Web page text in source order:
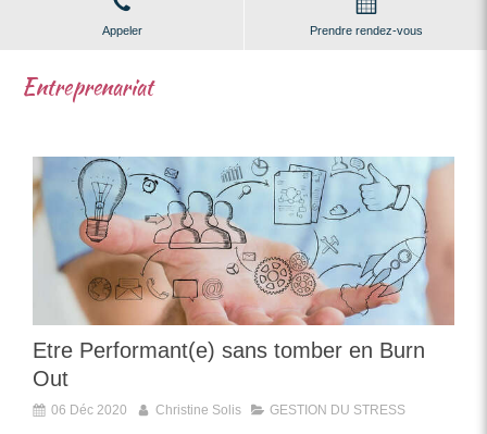
Appeler Prendre rendez-vous
Entreprenariat
Etre Performant(e) sans tomber en Burn
Out
06 Déc 2020 Christine Solis GESTION DU STRESS